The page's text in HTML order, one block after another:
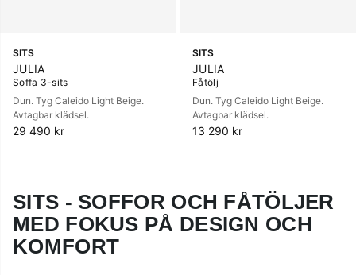
SITS
JULIA
Soffa 3-sits
Dun. Tyg Caleido Light Beige.
Avtagbar klädsel.
29 490 kr
SITS
JULIA
Fåtölj
Dun. Tyg Caleido Light Beige.
Avtagbar klädsel.
13 290 kr
SITS - SOFFOR OCH FÅTÖLJER
MED FOKUS PÅ DESIGN OCH
KOMFORT